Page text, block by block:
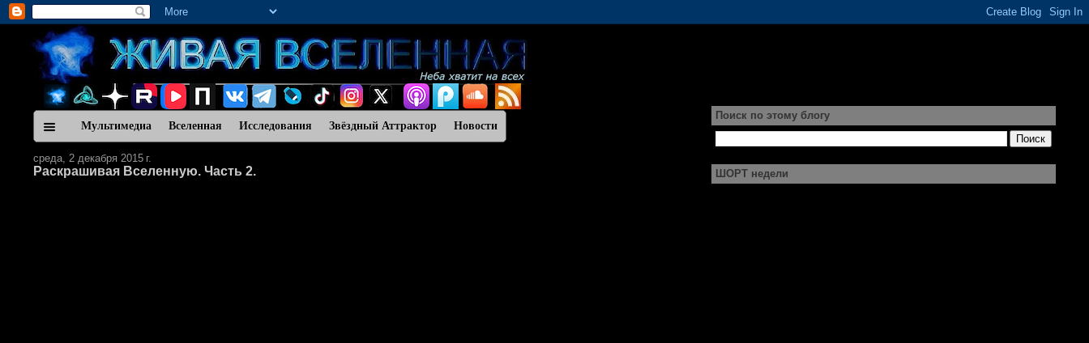
Мультимедиа Вселенная Исследования Звёздный Аттрактор Новости
среда, 2 декабря 2015 г.
Раскрашивая Вселенную. Часть 2.
Поиск по этому блогу
ШОРТ недели